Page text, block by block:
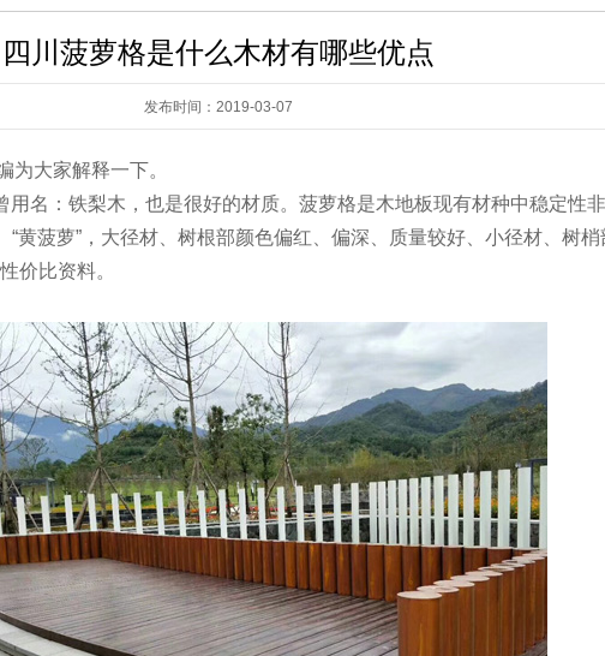
四川菠萝格是什么木材有哪些优点
发布时间：2019-03-07
为大家解释一下。
用名：铁梨木，也是很好的材质。菠萝格是木地板现有材种中稳定性
“黄菠萝”，大径材、树根部颜色偏红、偏深、质量较好、小径材、树
价比资料。